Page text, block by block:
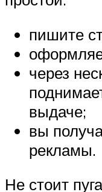
пишите
через
выдаче;
вы
рекламы.
Не стоит